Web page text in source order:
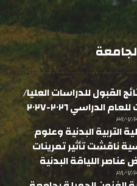
القبول للدراسات العليا/
الدراسي ٢٠٢٦-٢٠٢٧
٢٠٢٦
التربية البدنية وعلوم
ناقشت تأثير تمرينات
٢٠٢٦